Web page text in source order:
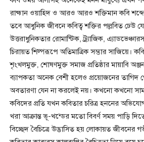
রাহ্মান ওয়াহিদ ও আরও আরও শক্তিমান কবি শব্দের
তবে আধুনিক জীবনে কবিত্ব শক্তির পল্লবিত ঢেউ
উত্তরাধুনিকতার রোমান্টিক, ট্র্যাজিক,
চিরায়ত শিল্পরূপে অতিমাত্রিক সম্ভার সাজিয়ে।
শৃংখলমুক্ত, শোষণমুক্ত সমাজ প্রতিষ্ঠার মায়াবি
ব্যাপকতা অনেক বেশী হলেও প্রয়োজনের তাগিদ
অবতারণা যেন না করলেই নয়। কখনো কখনো
কবিদের প্রতি যখন কবিতার চরিত্র হননের
খরা আক্রান্ত ভূ-খন্ডের মতো বিবর্ণ সময় পাড়ি
বিচ্ছেদ বৈচিত্রে উদ্ভাসিত হয় লোকায়ত জীবনের